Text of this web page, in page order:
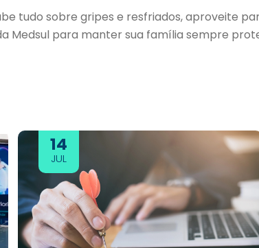
tudo sobre gripes e resfriados, aproveite
Medsul para manter sua família sempre
14
JUL